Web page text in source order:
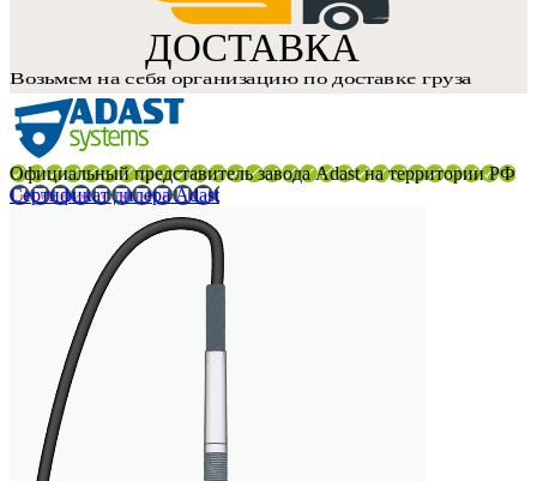
Официальный представитель завода Adast на территории РФ
Сертификат дилера Adast